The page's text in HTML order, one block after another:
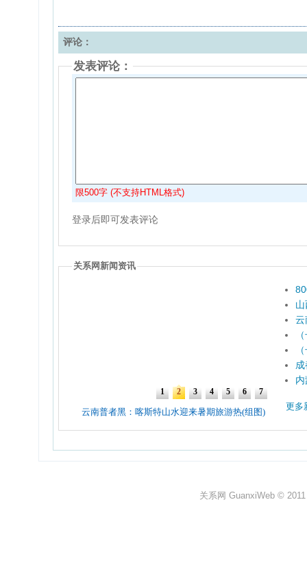
评论：
发表评论：
限500字 (不支持HTML格式)
登录后即可发表评论
关系网新闻资讯
云
更多
关系网 GuanxiWeb ©